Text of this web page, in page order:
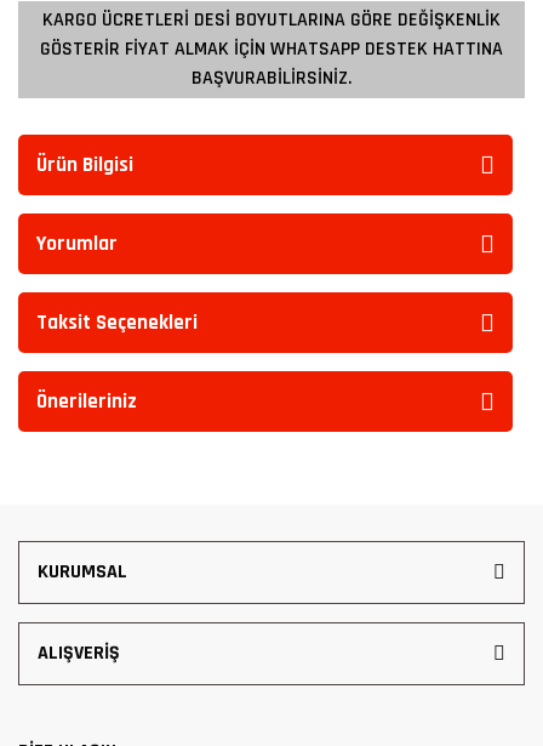
KARGO ÜCRETLERİ DESİ BOYUTLARINA GÖRE DEĞİŞKENLİK
GÖSTERİR FİYAT ALMAK İÇİN WHATSAPP DESTEK HATTINA
BAŞVURABİLİRSİNİZ.
Ürün Bilgisi
Yorumlar
Taksit Seçenekleri
Önerileriniz
KURUMSAL
ALIŞVERİŞ